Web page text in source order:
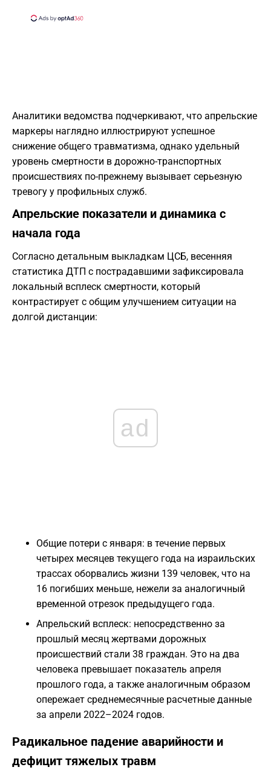
Аналитики ведомства подчеркивают, что апрельские
маркеры наглядно иллюстрируют успешное
снижение общего травматизма, однако удельный
уровень смертности в дорожно-транспортных
происшествиях по-прежнему вызывает серьезную
тревогу у профильных служб.
Апрельские показатели и динамика с
начала года
Согласно детальным выкладкам ЦСБ, весенняя
статистика ДТП с пострадавшими зафиксировала
локальный всплеск смертности, который
контрастирует с общим улучшением ситуации на
долгой дистанции:
ad
Общие потери с января: в течение первых
четырех месяцев текущего года на израильских
трассах оборвались жизни 139 человек, что на
16 погибших меньше, нежели за аналогичный
временной отрезок предыдущего года.
Апрельский всплеск: непосредственно за
прошлый месяц жертвами дорожных
происшествий стали 38 граждан. Это на два
человека превышает показатель апреля
прошлого года, а также аналогичным образом
опережает среднемесячные расчетные данные
за апрели 2022–2024 годов.
Радикальное падение аварийности и
дефицит тяжелых травм